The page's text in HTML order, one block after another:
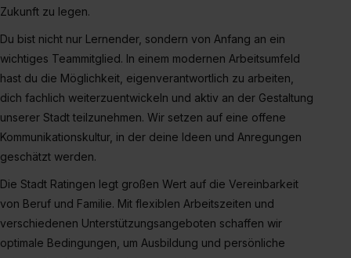
bestimmte Verwendungszwecke zulassen, triff deine
erlauben“. Die Einwilligung zur Platzierung von Cookies
der Kategorien „Präferenzen“, „Statistiken“ und „Social
Media und Marketing“ umfasst hierbei die Einwilligung
zur Übermittlung deiner Daten in die USA (Art. 49 Abs. 1
S. 1 lit. a) DS-GVO). Die USA verfügen über kein
angemessenes Datenschutzniveau (EuGH – Schrems
II). Du kannst die von dir erteilte Einwilligung jederzeit mit
Wirkung für die Zukunft ganz oder teilweise über unsere
Datenschutzerklärung unter dem Punkt „Datenschutz-
Einstellungen“ widerrufen. Weitere Informationen zu den
zeigen“. Weitere Informationen: Datenschutzerklärung
Zukunft zu legen.
Du bist nicht nur Lernender, sondern von Anfang an ein
wichtiges Teammitglied. In einem modernen Arbeitsumfeld
hast du die Möglichkeit, eigenverantwortlich zu arbeiten,
dich fachlich weiterzuentwickeln und aktiv an der Gestaltung
unserer Stadt teilzunehmen. Wir setzen auf eine offene
Kommunikationskultur, in der deine Ideen und Anregungen
geschätzt werden.
Die Stadt Ratingen legt großen Wert auf die Vereinbarkeit
von Beruf und Familie. Mit flexiblen Arbeitszeiten und
verschiedenen Unterstützungsangeboten schaffen wir
optimale Bedingungen, um Ausbildung und persönliche